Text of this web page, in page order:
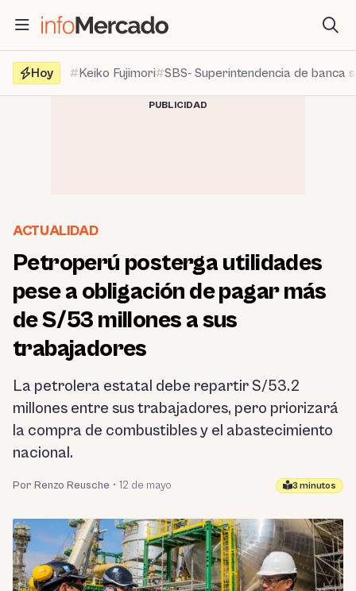
contenido
Hoy
Keiko Fujimori SBS- Superintendencia de banca
PUBLICIDAD
ACTUALIDAD
Petroperú posterga utilidades
pese a obligación de pagar más
de S/53 millones a sus
trabajadores
La petrolera estatal debe repartir S/53.2
millones entre sus trabajadores, pero priorizará
la compra de combustibles y el abastecimiento
nacional.
Por Renzo Reusche • 12 de mayo 3 minutos